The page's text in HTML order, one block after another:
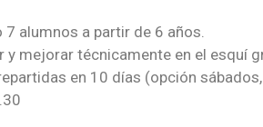
alumnos a partir de 6 años.
y mejorar técnicamente en el esquí
en 10 días (opción